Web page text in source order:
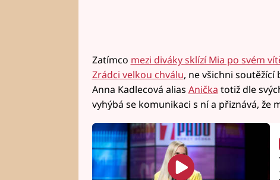
Zatímco mezi diváky sklízí Mia po svém
Zrádci velkou chválu, ne všichni
Anna Kadlecová alias Anička totiž dle
vyhýbá se komunikaci s ní a přiznává, že